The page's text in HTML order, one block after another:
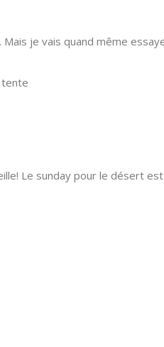
Mais je vais quand même
tente
Le sunday pour le désert est